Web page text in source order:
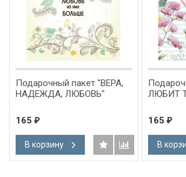
Подарочный пакет "ВЕРА,
НАДЕЖДА, ЛЮБОВЬ"
165 ₽
В корзину
ЛЮБИТ
165 ₽
В